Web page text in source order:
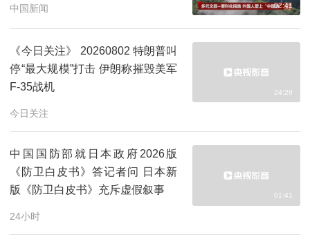
中国新闻 02:41
《今日关注》 20260802 特朗普叫
停“最大规模”打击 伊朗称摧毁美军
F-35战机
今日关注
24:29
中国国防部就日本政府2026版
《防卫白皮书》答记者问 日本新
版《防卫白皮书》充斥虚假叙事
24小时
01:41